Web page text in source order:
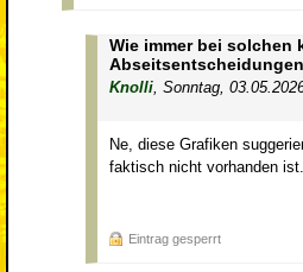
Wie immer bei solchen
Abseitsentscheidungen
Knolli Sonntag,
Ne, diese Grafiken
faktisch nicht vorhanden ist.
Eintrag gesperrt